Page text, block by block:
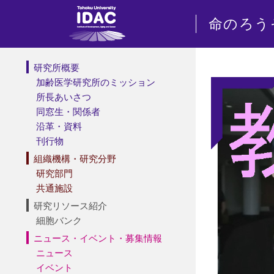
命のろう
研究所概要
加齢医学研究所のミッション
所長あいさつ
同窓生・関係者
沿革・資料
刊行物
組織機構・研究分野
研究部門
共通施設
研究リソース紹介
細胞バンク
ニュース・イベント・募集情報
ニュース
イベント